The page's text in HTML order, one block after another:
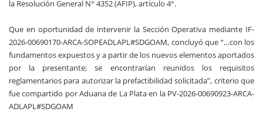
la Resolución General N° 4352 (AFIP), artículo 4°.
Que en oportunidad de intervenir la Sección Operativa mediante IF-
2026-00690170-ARCA-SOPEADLAPL#SDGOAM, concluyó que “…con los
fundamentos expuestos y a partir de los nuevos elementos aportados
por la presentante; se encontrarían reunidos los requisitos
reglamentarios para autorizar la prefactibilidad solicitada”, criterio que
fue compartido por Aduana de La Plata en la PV-2026-00690923-ARCA-
ADLAPL#SDGOAM